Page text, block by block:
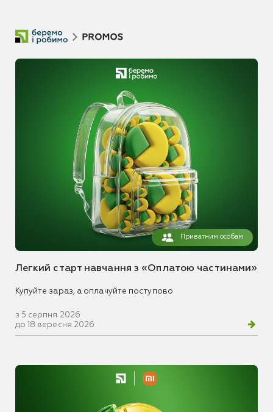
Приватним особам
Легкий старт навчання з «Оплатою частинами»
Купуйте зараз, а оплачуйте поступово
з 5 серпня 2026
до 18 вересня 2026